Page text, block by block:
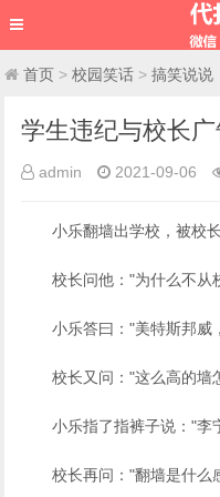
首页 >校园笑话 >搞笑说说
学生违纪与校长
admin 2021-09-06
小乐翻墙出学校，被校长
校长问他："为什么不从
小乐答曰："美特斯邦威
校长又问："这么高的墙
小乐指了指裤子说："李
校长再问："翻墙是什么